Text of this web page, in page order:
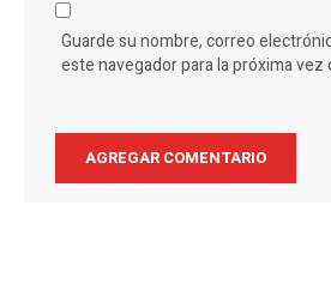
Guarde su nombre, correo
este navegador para la próxima vez